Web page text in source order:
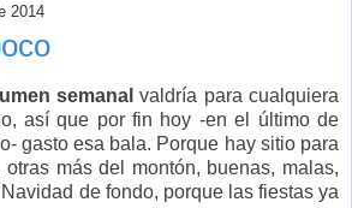
2014
semanalvaldría para cualquiera
así que por fin hoy -en el último de
gasto esa bala. Porque hay sitio para
más del montón, buenas, malas,
de fondo, porque las fiestas ya